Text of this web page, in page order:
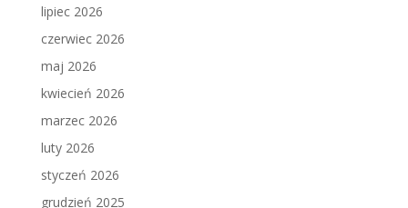
lipiec 2026
czerwiec 2026
maj 2026
kwiecień 2026
marzec 2026
luty 2026
styczeń 2026
grudzień 2025